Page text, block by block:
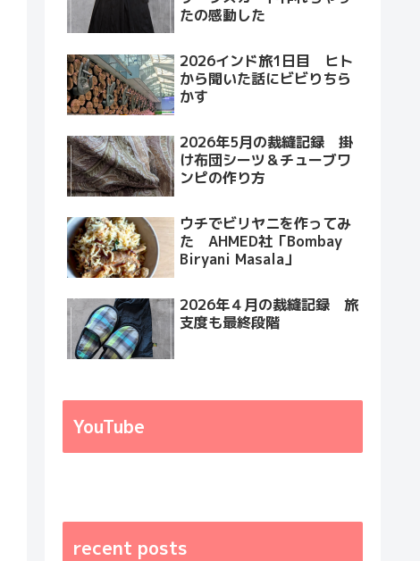
たの感動した
2026インド旅1日目 ヒト
から聞いた話にビビりちら
かす
2026年5月の裁縫記録 掛
け布団シーツ＆チューブワ
ンピの作り方
ウチでビリヤニを作ってみ
た AHMED社「Bombay
Biryani Masala」
2026年４月の裁縫記録 旅
支度も最終段階
YouTube
recent posts